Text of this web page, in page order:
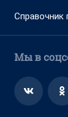
Справочник
Мы в